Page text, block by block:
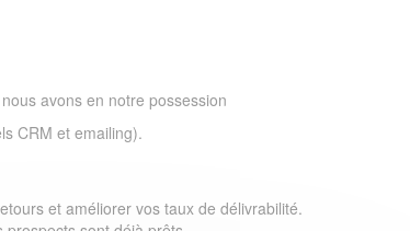
avons en notre possession
CRM et emailing).
et améliorer vos taux de délivrabilité.